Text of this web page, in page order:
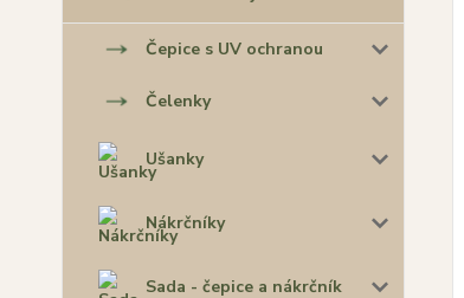
Čepice s UV ochranou
Čelenky
Ušanky
Nákrčníky
Sada - čepice a nákrčník